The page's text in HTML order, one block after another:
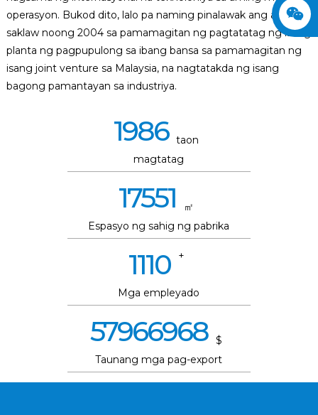
operasyon. Bukod dito, lalo pa naming pinalawak ang aming
saklaw noong 2004 sa pamamagitan ng pagtatatag ng isang
planta ng pagpupulong sa ibang bansa sa pamamagitan ng
isang joint venture sa Malaysia, na nagtatakda ng isang
bagong pamantayan sa industriya.
1986
taon
magtatag
17551
㎡
Espasyo ng sahig ng pabrika
1110 +
Mga empleyado
57966968
$
Taunang mga pag-export